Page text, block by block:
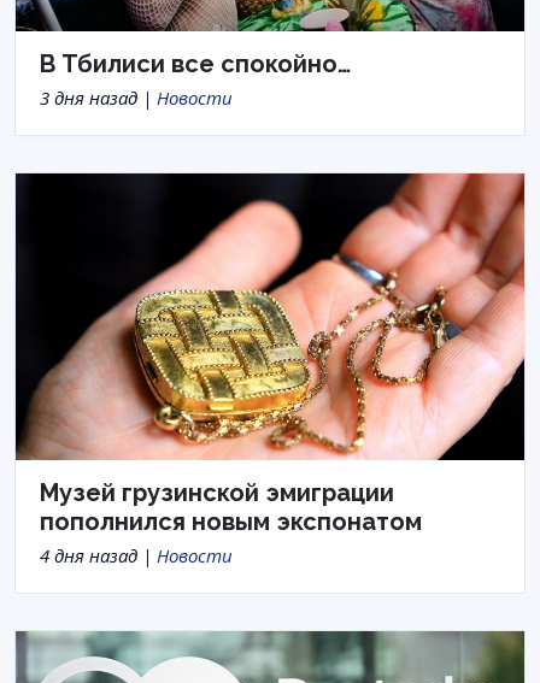
В Тбилиси все спокойно…
3 дня назад | Новости
Музей грузинской эмиграции
пополнился новым экспонатом
4 дня назад | Новости